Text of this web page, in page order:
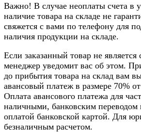
Важно! В случае неоплаты счета в
наличие товара на складе не
свяжется с вами по телефону для
наличия продукции на складе.
Если заказанный товар не является
менеджер уведомит вас об этом.
до прибытия товара на склад вам
авансовый платеж в размере 70%
Оплата авансового платежа для
наличными, банковским переводом
оплатой банковской картой. Для
безналичным расчетом.